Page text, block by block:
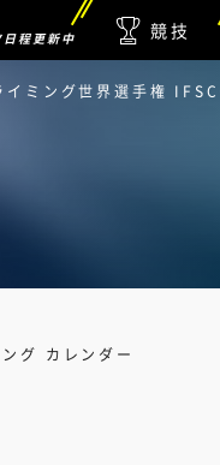
日程更新中 競技
イミング世界選手権
グ カレンダー